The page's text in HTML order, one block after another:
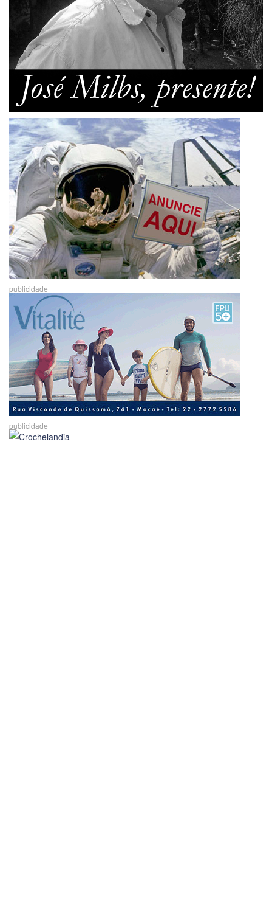
publicidade
publicidade